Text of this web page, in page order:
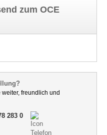
zum OCE
freundlich und
283 0